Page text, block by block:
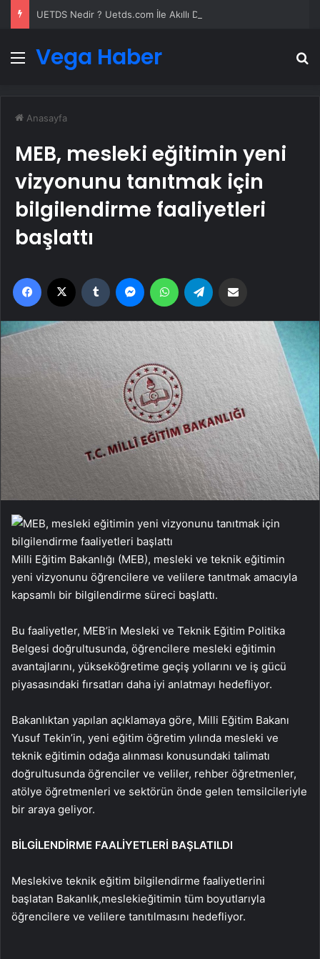
Menü
Vega Haber
Anasayfa
MEB, mesleki eğitimin yeni
vizyonunu tanıtmak için
bilgilendirme faaliyetleri
başlattı
Facebook Tumblr MessengerWhatsApp
Milli Eğitim Bakanlığı (MEB), mesleki ve teknik eğitimin
yeni vizyonunu öğrencilere ve velilere tanıtmak amacıyla
kapsamlı bir bilgilendirme süreci başlattı.
Bu faaliyetler, MEB’in Mesleki ve Teknik Eğitim Politika
Belgesi doğrultusunda, öğrencilere mesleki eğitimin
avantajlarını, yükseköğretime geçiş yollarını ve iş gücü
piyasasındaki fırsatları daha iyi anlatmayı hedefliyor.
Bakanlıktan yapılan açıklamaya göre, Milli Eğitim Bakanı
Yusuf Tekin’in, yeni eğitim öğretim yılında mesleki ve
teknik eğitimin odağa alınması konusundaki talimatı
doğrultusunda öğrenciler ve veliler, rehber öğretmenler,
atölye öğretmenleri ve sektörün önde gelen temsilcileriyle
bir araya geliyor.
BİLGİLENDİRME FAALİYETLERİ BAŞLATILDI
Meslekive teknik eğitim bilgilendirme faaliyetlerini
başlatan Bakanlık,meslekieğitimin tüm boyutlarıyla
öğrencilere ve velilere tanıtılmasını hedefliyor.